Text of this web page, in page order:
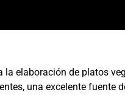
la elaboración de platos
una excelente fuente